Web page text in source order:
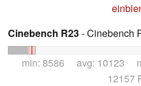
Cinebench R23- Cinebench
min: 8586 avg: 10123
12157